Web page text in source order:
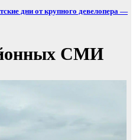
дни от крупного девелопера —